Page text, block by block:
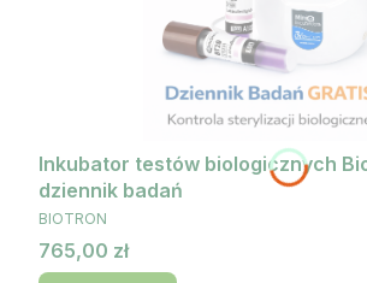
Inkubator testów biologicznych
dziennik badań
PRODUCENT
BIOTRON
Cena
765,00 zł